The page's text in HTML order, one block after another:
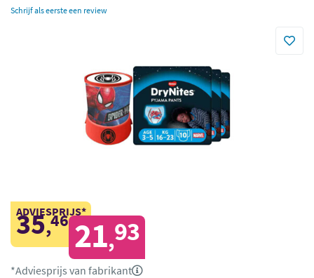
Schrijf als eerste een review
ADVIESPRIJS*
35,46 21,93
*Adviesprijs van fabrikant